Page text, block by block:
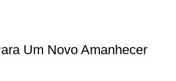
Um Novo Amanhecer